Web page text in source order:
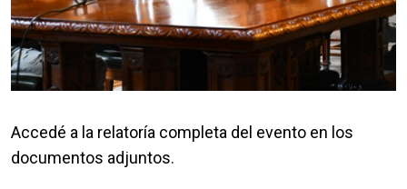
Accedé a la relatoría completa del evento en los
documentos adjuntos.